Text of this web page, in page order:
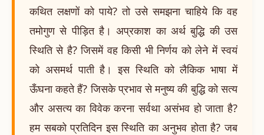
कथित लक्षणों को पाये? तो उसे समझना चाहिये कि वह
तमोगुण से पीड़ित है। अप्रकाश का अर्थ बुद्धि की उस
स्थिति से है? जिसमें वह किसी भी निर्णय को लेने में स्वयं
को असमर्थ पाती है। इस स्थिति को लैकिक भाषा में
ऊँघना कहते हैं? जिसके प्रभाव से मनुष्य की बुद्धि को सत्य
और असत्य का विवेक करना सर्वथा असंभव हो जाता है?
हम सबको प्रतिदिन इस स्थिति का अनुभव होता है? जब